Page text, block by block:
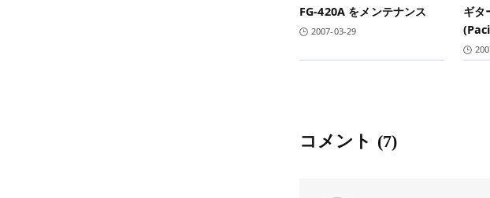
FG-420A をメンテナンス
2007-03-29
ギタ
コメント (7)